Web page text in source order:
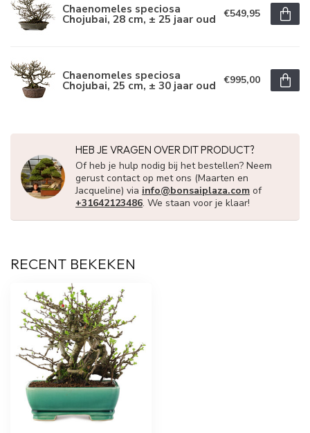
Chaenomeles speciosa
Chojubai, 28 cm, ± 25 jaar oud €549,95
Chaenomeles speciosa
Chojubai, 25 cm, ± 30 jaar oud €995,00
HEB JE VRAGEN OVER DIT PRODUCT?
Of heb je hulp nodig bij het bestellen? Neem
gerust contact op met ons (Maarten en
Jacqueline) via info@bonsaiplaza.com of
+31642123486. We staan voor je klaar!
RECENT BEKEKEN